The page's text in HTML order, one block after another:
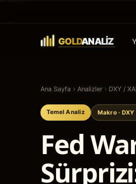
Ana Sayfa Analizler DXY /
Temel Analiz Makro· DXY
Fed